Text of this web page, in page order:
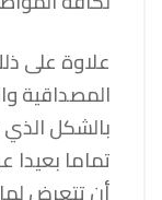
علاوة على
المصداقية
بالشكل
تماما